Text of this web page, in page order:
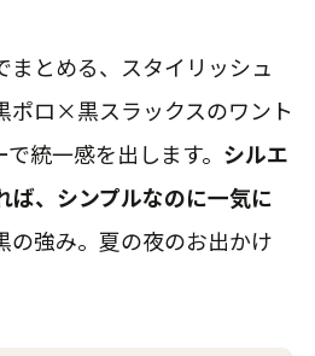
まとめる、スタイリッシュ
ポロ×黒スラックスのワント
統一感を出します。 シルエ
ば、シンプルなのに一気に
の強み。夏の夜のお出かけ